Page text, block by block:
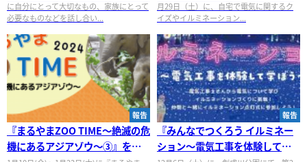
に自分にとって大切なもの、家族にとって
必要なものなどを話し合い...
月29日（土）に、自宅で電気に関するク
イズやイルミネーション...
報告
『まるやまZOO TIME～絶滅の危
機にあるアジアゾウ～③』を実
報告
『みんなでつくろう イルミネー
ション～電気工事を体験して学